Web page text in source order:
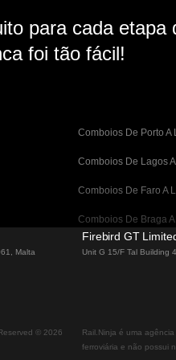
para cada etapa
foi tão fácil!
Comboios De Porto A
Comboios De Lagos
Comboios De Faro A
Comboios De Braga
Comboios De Madrid
Comboios De Sevilha
Malta
Firebird GT
Unit G 15/F Tal Building
© 2026
Rail.Ninja é uma
ferroviária e não possui